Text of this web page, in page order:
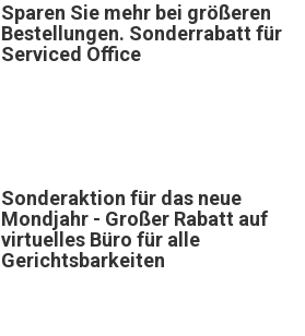
Sparen Sie mehr bei größeren
Bestellungen. Sonderrabatt für
Serviced Office
Sonderaktion für das neue
Mondjahr - Großer Rabatt auf
virtuelles Büro für alle
Gerichtsbarkeiten